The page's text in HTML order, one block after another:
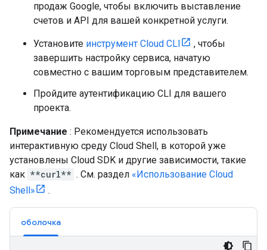
продаж Google, чтобы включить выставление
счетов и API для вашей конкретной услуги.
Установите инструмент Cloud CLI
, чтобы
завершить настройку сервиса, начатую
совместно с вашим торговым представителем.
Пройдите аутентификацию CLI для вашего
проекта.
Примечание : Рекомендуется использовать
интерактивную среду Cloud Shell, в которой уже
установлены Cloud SDK и другие зависимости, такие
как **curl** . См. раздел «Использование Cloud
Shell»
.
оболочка